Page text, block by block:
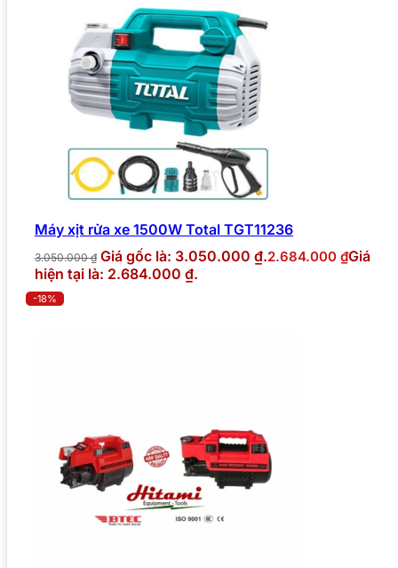
Máy xịt rửa xe 1500W Total TGT11236
3.050.000₫ Giá gốc là: 3.050.000 ₫.2.684.000 ₫Giá
hiện tại là: 2.684.000 ₫.
-18%